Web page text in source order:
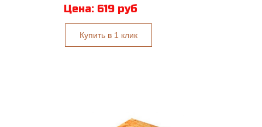
Цена: 619 руб
Купить в 1 клик